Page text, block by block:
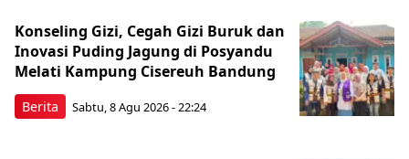
Berita
Konseling Gizi, Cegah Gizi Buruk dan
Inovasi Puding Jagung di Posyandu
Melati Kampung Cisereuh Bandung
Sabtu, 8 Agu 2026 - 22:24